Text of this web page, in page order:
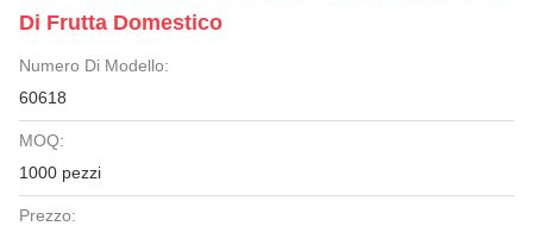
Di Frutta Domestico
Numero Di Modello:
60618
MOQ:
1000 pezzi
Prezzo: